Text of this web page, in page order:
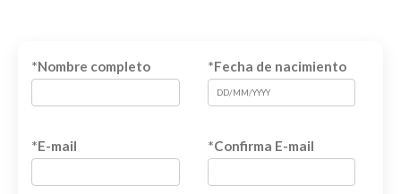
*Nombre completo *Fecha de nacimiento
*E-mail *Confirma E-mail